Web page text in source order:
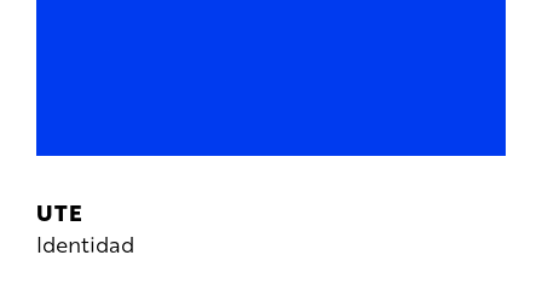
UTE
Identidad